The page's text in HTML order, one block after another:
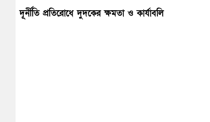
দূর্নীতি প্রতিরোধে দুদকের ক্ষমতা ও কার্যাবলি